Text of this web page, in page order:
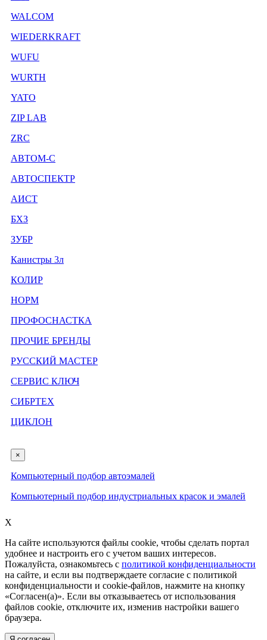
WALCOM
WIEDERKRAFT
WUFU
WURTH
YATO
ZIP LAB
ZRC
АВТОМ-С
АВТОСПЕКТР
АИСТ
БХЗ
ЗУБР
Канистры 3л
КОЛИР
НОРМ
ПРОФОСНАСТКА
ПРОЧИЕ БРЕНДЫ
РУССКИЙ МАСТЕР
СЕРВИС КЛЮЧ
СИБРТЕХ
ЦИКЛОН
×
Компьютерный подбор автоэмалей
Компьютерный подбор индустриальных красок и эмалей
X
На сайте используются файлы cookie, чтобы сделать портал
удобнее и настроить его с учетом ваших интересов.
Пожалуйста, ознакомьтесь с политикой конфиденциальности
на сайте, и если вы подтверждаете согласие с политикой
конфиденциальности и cookie-файлов, нажмите на кнопку
«Согласен(а)». Если вы отказываетесь от использования
файлов cookie, отключите их, изменив настройки вашего
браузера.